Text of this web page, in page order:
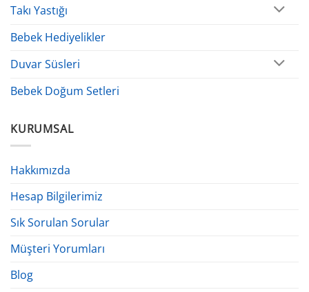
Takı Yastığı
Bebek Hediyelikler
Duvar Süsleri
Bebek Doğum Setleri
KURUMSAL
Hakkımızda
Hesap Bilgilerimiz
Sık Sorulan Sorular
Müşteri Yorumları
Blog